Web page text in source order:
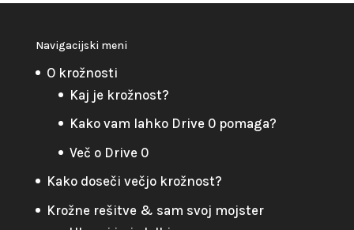
Navigacijski meni
O krožnosti
Kaj je krožnost?
Kako vam lahko Drive 0 pomaga?
Več o Drive 0
Kako doseči večjo krožnost?
Krožne rešitve & sam svoj mojster